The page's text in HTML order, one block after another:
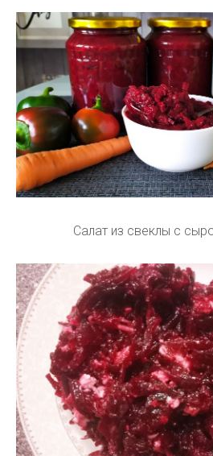
Салат из свеклы с